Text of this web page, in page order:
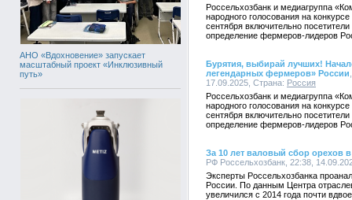
АНО «Вдохновение» запускает
масштабный проект «Инклюзивный
путь»
Россельхозбанк и медиагруппа
народного голосования на
сентября включительно
определение фермеров-лидеров
Бурятия, выбирай лучших!
легендарных фермеров» России
17.09.2025, Страна: Россия
Россельхозбанк и медиагруппа
народного голосования на
сентября включительно
определение фермеров-лидеров
За 10 лет валовый сбор орехов
РФ Россельхозбанк, 22:38,
Эксперты Россельхозбанка
России. По данным Центра
увеличился с 2014 года почти